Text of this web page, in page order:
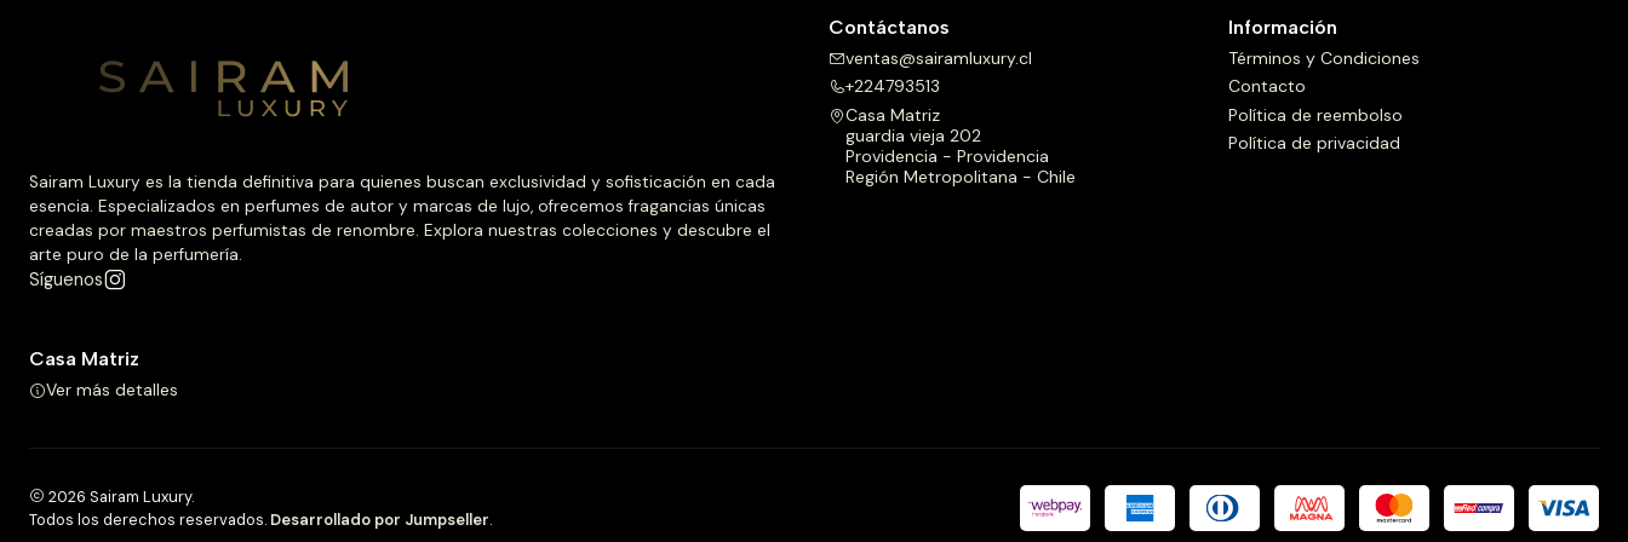
Sairam Luxury es la tienda definitiva para quienes buscan exclusividad y sofisticación en cada
esencia. Especializados en perfumes de autor y marcas de lujo, ofrecemos fragancias únicas
creadas por maestros perfumistas de renombre. Explora nuestras colecciones y descubre el
arte puro de la perfumería.
Síguenos
Contáctanos
ventas@sairamluxury.cl
+224793513
Casa Matriz
guardia vieja 202
Providencia - Providencia
Región Metropolitana - Chile
Información
Términos y Condiciones
Contacto
Política de reembolso
Política de privacidad
Casa Matriz
Ver más detalles
2026 Sairam Luxury.
Todos los derechos reservados. Desarrollado por Jumpseller.